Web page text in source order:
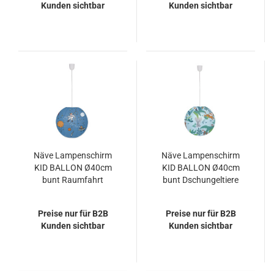
Kunden sichtbar
Kunden sichtbar
Näve Lampenschirm
KID BALLON Ø40cm
bunt Raumfahrt
Preise nur für B2B
Kunden sichtbar
Näve Lampenschirm
KID BALLON Ø40cm
bunt Dschungeltiere
Preise nur für B2B
Kunden sichtbar